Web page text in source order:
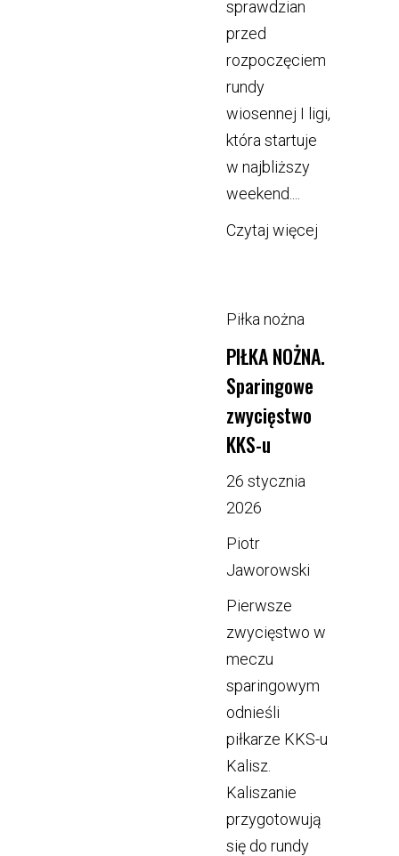
sprawdzian
przed
rozpoczęciem
rundy
wiosennej I ligi,
która startuje
w najbliższy
weekend....
Czytaj więcej
Piłka nożna
PIŁKA NOŻNA.
Sparingowe
zwycięstwo
KKS-u
26 stycznia
2026
Piotr
Jaworowski
Pierwsze
zwycięstwo w
meczu
sparingowym
odnieśli
piłkarze KKS-u
Kalisz.
Kaliszanie
przygotowują
się do rundy